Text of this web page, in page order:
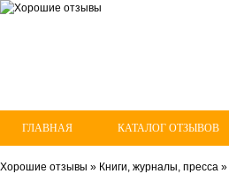
ГЛАВНАЯ КАТАЛОГ ОТЗЫВОВ
Хорошие отзывы » Книги, журналы, пресса »